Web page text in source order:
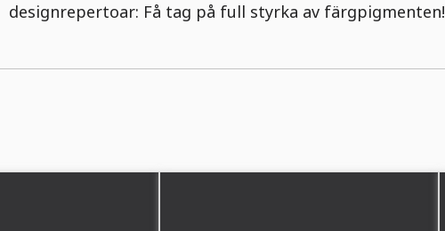
designrepertoar: Få tag på full styrka av färgpigmenten!